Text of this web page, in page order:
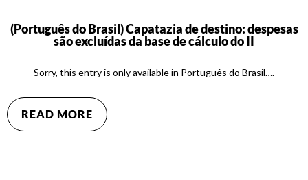
(Português do Brasil) Capatazia de destino: despesas
são excluídas da base de cálculo do II
Sorry, this entry is only available in Português do Brasil….
READ MORE